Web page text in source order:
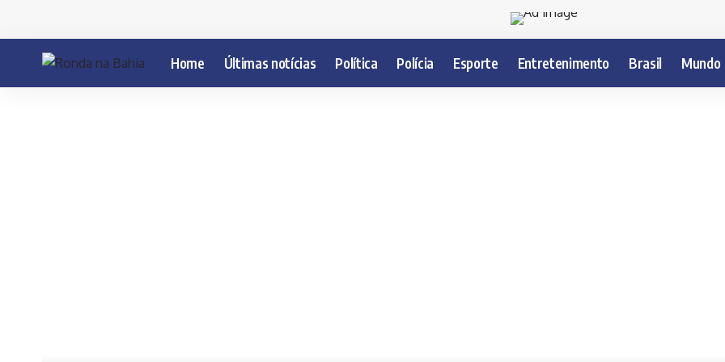
Home Últimas notícias Política Polícia Esporte Entretenimento Brasil Mundo